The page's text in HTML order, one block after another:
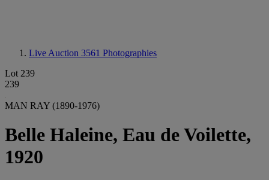
Live Auction 3561 Photographies
Lot 239
239
MAN RAY (1890-1976)
Belle Haleine, Eau de Voilette,
1920